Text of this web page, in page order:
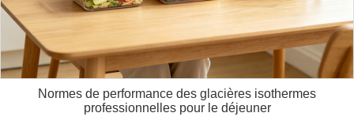
Normes de performance des glacières isothermes
professionnelles pour le déjeuner